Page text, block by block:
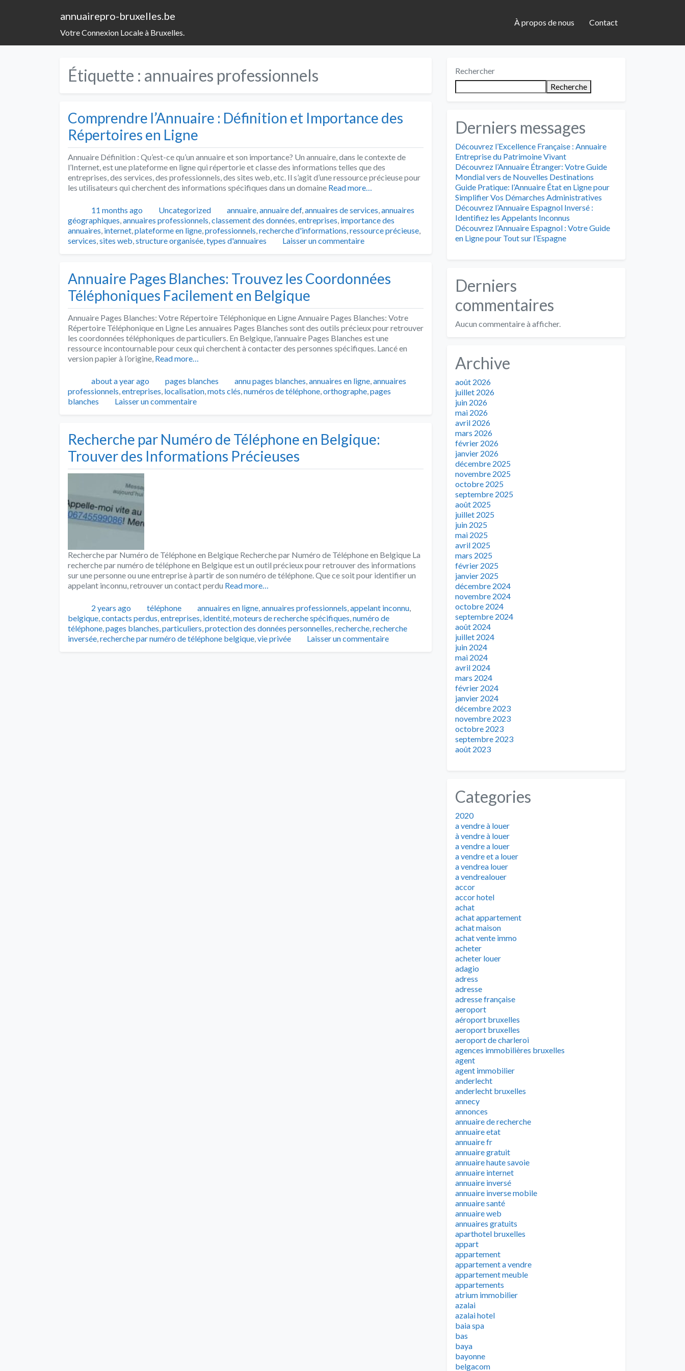
annuairepro-bruxelles.be
Votre Connexion Locale à Bruxelles.
À propos de nous Contact
Étiquette : annuaires professionnels
Comprendre l’Annuaire : Définition et Importance des
Répertoires en Ligne
Annuaire Définition : Qu’est-ce qu’un annuaire et son importance? Un annuaire, dans le contexte de
l’Internet, est une plateforme en ligne qui répertorie et classe des informations telles que des
entreprises, des services, des professionnels, des sites web, etc. Il s’agit d’une ressource précieuse pour
les utilisateurs qui cherchent des informations spécifiques dans un domaine Read more…
Publié11 months ago Catégories
Uncategorized Tags
annuaire,annuaire def,annuaires de services,annuaires
géographiques,annuaires professionnels,classement des données,entreprises, importance des
annuaires, internet,plateforme en ligne,professionnels,recherche d'informations,ressource précieuse,
services,sites web,structure organisée,types d'annuaires Laisser un commentaire
Annuaire Pages Blanches: Trouvez les Coordonnées
Téléphoniques Facilement en Belgique
Annuaire Pages Blanches: Votre Répertoire Téléphonique en Ligne Annuaire Pages Blanches: Votre
Répertoire Téléphonique en Ligne Les annuaires Pages Blanches sont des outils précieux pour retrouver
les coordonnées téléphoniques de particuliers. En Belgique, l’annuaire Pages Blanches est une
ressource incontournable pour ceux qui cherchent à contacter des personnes spécifiques. Lancé en
version papier à l’origine, Read more…
Publié
about a year ago Catégories
pages blanches Tags
annu pages blanches,annuaires en ligne,annuaires
professionnels,entreprises, localisation,mots clés,numéros de téléphone,orthographe,pages
blanches
Laisser un commentaire
Recherche par Numéro de Téléphone en Belgique:
Trouver des Informations Précieuses
Recherche par Numéro de Téléphone en Belgique Recherche par Numéro de Téléphone en Belgique La
recherche par numéro de téléphone en Belgique est un outil précieux pour retrouver des informations
sur une personne ou une entreprise à partir de son numéro de téléphone. Que ce soit pour identifier un
appelant inconnu, retrouver un contact perdu Read more…
Publié2 years ago Catégories
téléphone Tags
annuaires en ligne,annuaires professionnels,appelant inconnu,
belgique,contacts perdus,entreprises, identité,moteurs de recherche spécifiques,numéro de
téléphone,pages blanches,particuliers,protection des données personnelles,recherche,recherche
inversée,recherche par numéro de téléphone belgique,vie privée Laisser un commentaire
Rechercher
Recherche
Derniers messages
Découvrez l’Excellence Française : Annuaire
Entreprise du Patrimoine Vivant
Découvrez l’Annuaire Étranger: Votre Guide
Mondial vers de Nouvelles Destinations
Guide Pratique: l’Annuaire État en Ligne pour
Simplifier Vos Démarches Administratives
Découvrez l’Annuaire Espagnol Inversé :
Identifiez les Appelants Inconnus
Découvrez l’Annuaire Espagnol : Votre Guide
en Ligne pour Tout sur l’Espagne
Derniers
commentaires
Aucun commentaire à afficher.
Archive
août 2026
juillet 2026
juin 2026
mai 2026
avril 2026
mars 2026
février 2026
janvier 2026
décembre 2025
novembre 2025
octobre 2025
septembre 2025
août 2025
juillet 2025
juin 2025
mai 2025
avril 2025
mars 2025
février 2025
janvier 2025
décembre 2024
novembre 2024
octobre 2024
septembre 2024
août 2024
juillet 2024
juin 2024
mai 2024
avril 2024
mars 2024
février 2024
janvier 2024
décembre 2023
novembre 2023
octobre 2023
septembre 2023
août 2023
Categories
2020
a vendre à louer
à vendre à louer
a vendre a louer
a vendre et a louer
a vendrea louer
a vendrealouer
accor
accor hotel
achat
achat appartement
achat maison
achat vente immo
acheter
acheter louer
adagio
adress
adresse
adresse française
aeroport
aéroport bruxelles
aeroport bruxelles
aeroport de charleroi
agences immobilières bruxelles
agent
agent immobilier
anderlecht
anderlecht bruxelles
annecy
annonces
annuaire de recherche
annuaire etat
annuaire fr
annuaire gratuit
annuaire haute savoie
annuaire internet
annuaire inversé
annuaire inverse mobile
annuaire santé
annuaire web
annuaires gratuits
aparthotel bruxelles
appart
appartement
appartement a vendre
appartement meuble
appartements
atrium immobilier
azalai
azalai hotel
baia spa
bas
baya
bayonne
belgacom